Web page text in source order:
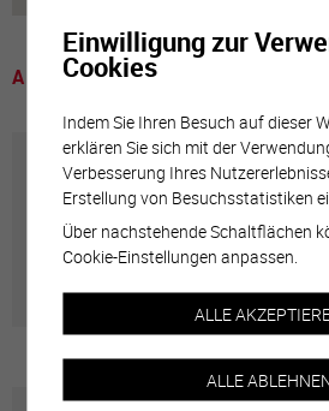
A voir
Annuaire communal
Adresses utiles en ville de Sierre
Einwilligung zur
Cookies
Indem Sie Ihren Besuch auf dieser
erklären Sie sich mit der
Verbesserung Ihres
Erstellung von Besuchsstatistiken
Über nachstehende Schaltflächen
Cookie-Einstellungen anpassen.
ALLE
ALLE